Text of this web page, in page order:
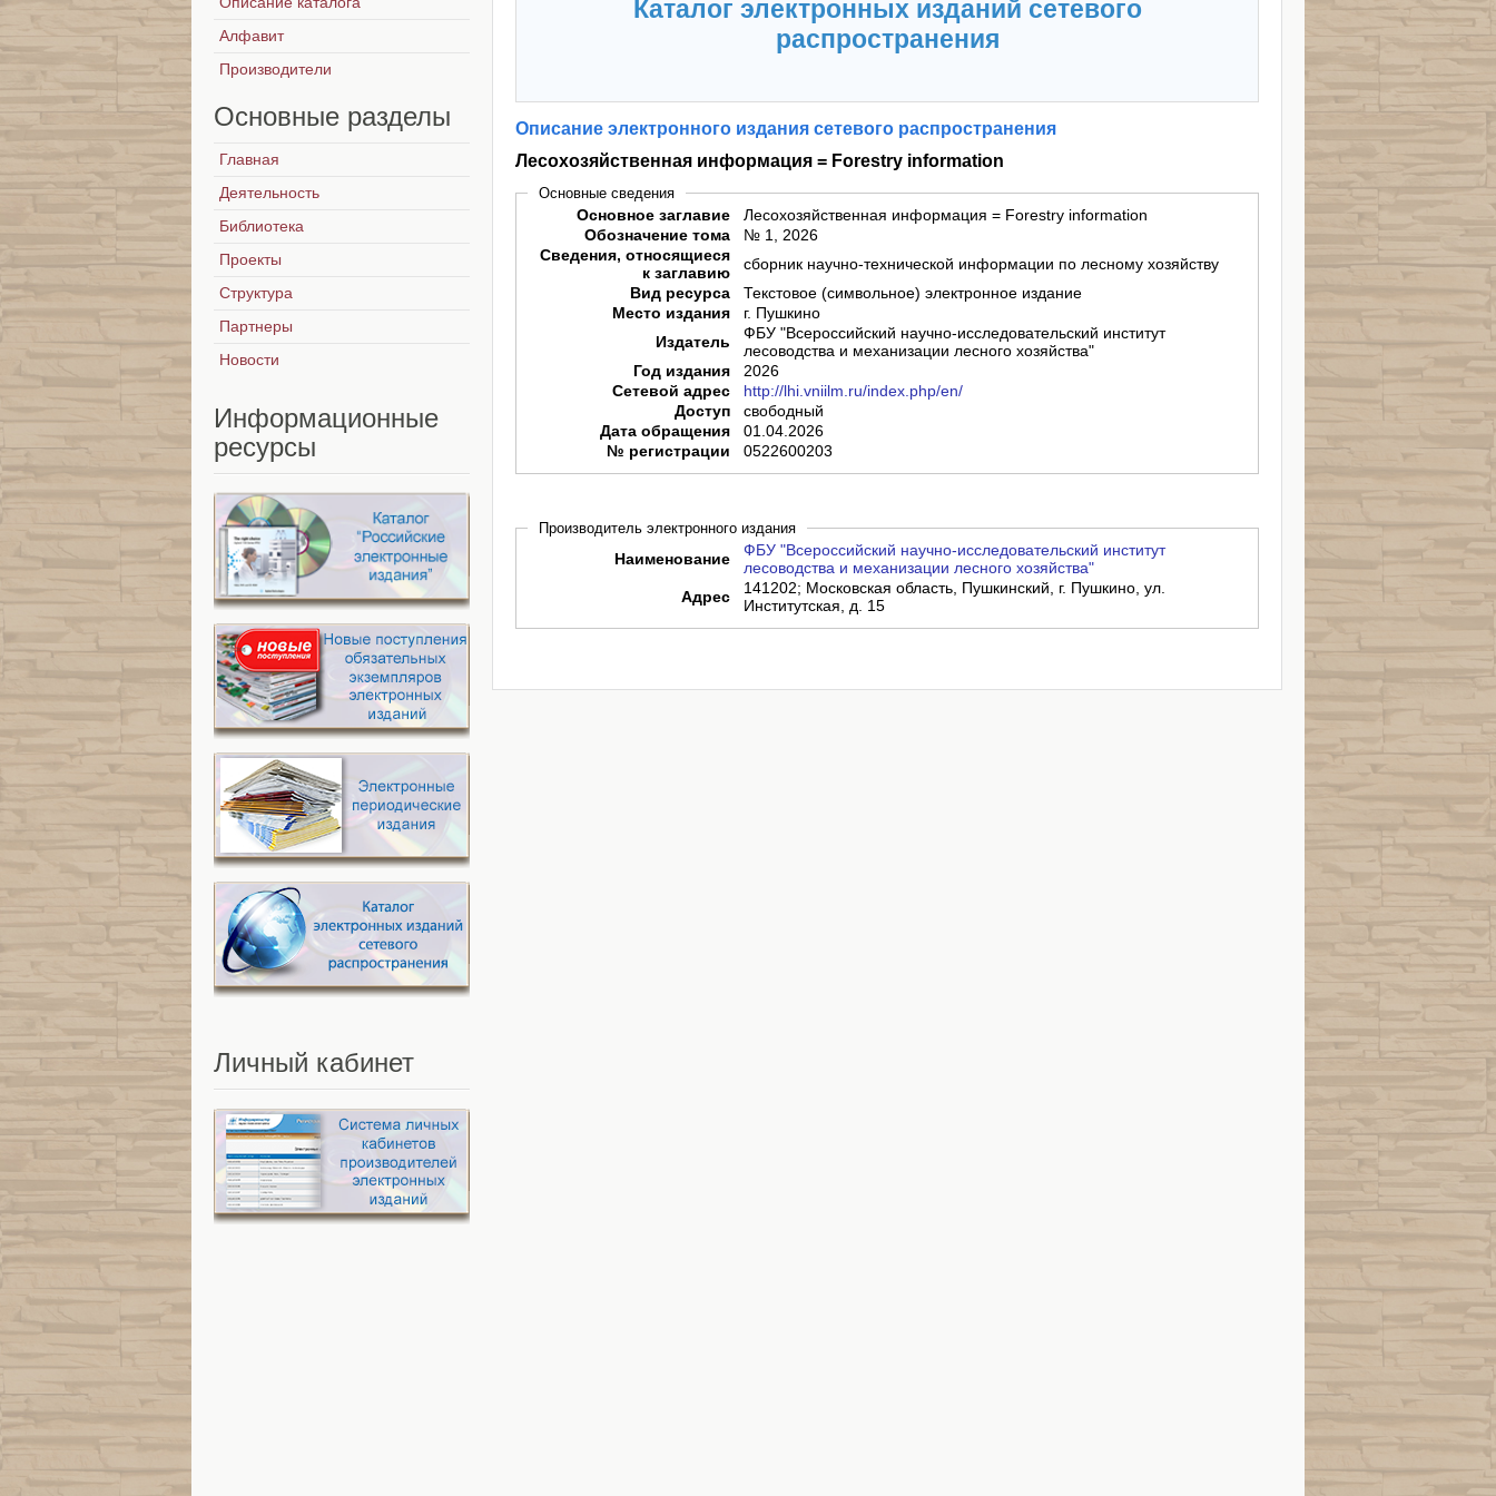
Каталог электронных изданий сетевого
распространения
Описание электронного издания сетевого распространения
Лесохозяйственная информация = Forestry information
Основные сведения
Основное заглавие
Лесохозяйственная информация = Forestry information
Обозначение тома
№ 1, 2026
Сведения, относящиеся
к заглавию
сборник научно-технической информации по лесному хозяйству
Вид ресурса
Текстовое (символьное) электронное издание
Место издания
г. Пушкино
Издатель
ФБУ "Всероссийский научно-исследовательский институт
лесоводства и механизации лесного хозяйства"
Год издания
2026
Сетевой адрес
http://lhi.vniilm.ru/index.php/en/
Доступ
свободный
Дата обращения
01.04.2026
№ регистрации
0522600203
Производитель электронного издания
Наименование
ФБУ "Всероссийский научно-исследовательский институт
лесоводства и механизации лесного хозяйства"
Адрес
141202; Московская область, Пушкинский, г. Пушкино, ул.
Институтская, д. 15
Алфавит
Производители
Основные разделы
Главная
Деятельность
Библиотека
Проекты
Структура
Партнеры
Новости
Информационные
ресурсы
Личный кабинет